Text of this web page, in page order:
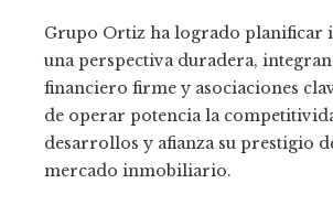
Grupo Ortiz ha logrado planificar
una perspectiva duradera,
financiero firme y asociaciones
de operar potencia la
desarrollos y afianza su prestigio
mercado inmobiliario.